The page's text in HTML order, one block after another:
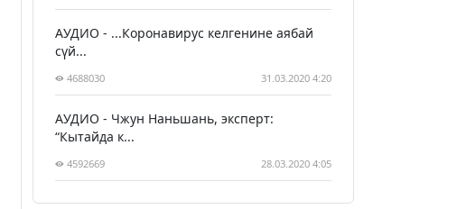
АУДИО - ...Коронавирус келгенине аябай
сүй...
4688030 31.03.2020 4:20
АУДИО - Чжун Наньшань, эксперт:
“Кытайда к...
4592669 28.03.2020 4:05